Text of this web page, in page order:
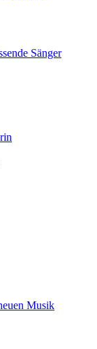
Sänger
Musik